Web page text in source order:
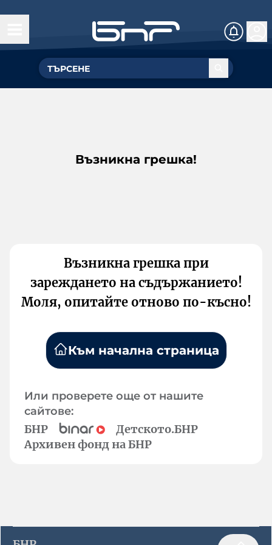
Възникна грешка!
Възникна грешка при
зареждането на съдържанието!
Моля, опитайте отново по-късно!
Към начална страница
Или проверете още от нашите
сайтове:
БНР
Детското.БНР
Архивен фонд на БНР